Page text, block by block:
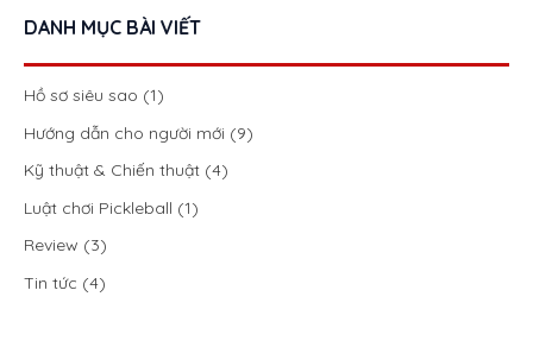
DANH MỤC BÀI VIẾT
Hồ sơ siêu sao (1)
Hướng dẫn cho người mới (9)
Kỹ thuật & Chiến thuật (4)
Luật chơi Pickleball (1)
Review (3)
Tin tức (4)